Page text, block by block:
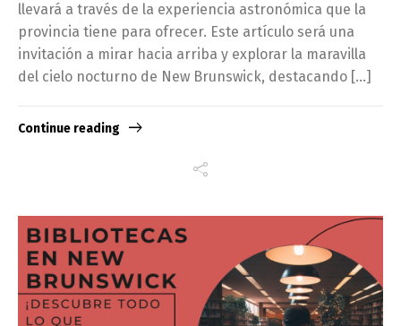
llevará a través de la experiencia astronómica que la
provincia tiene para ofrecer. Este artículo será una
invitación a mirar hacia arriba y explorar la maravilla
del cielo nocturno de New Brunswick, destacando […]
Continue reading